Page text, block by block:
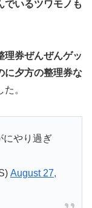
でいるツワモノも
理券ぜんぜんゲッ
に夕方の整理券な
。
にやり過ぎ
August 27,